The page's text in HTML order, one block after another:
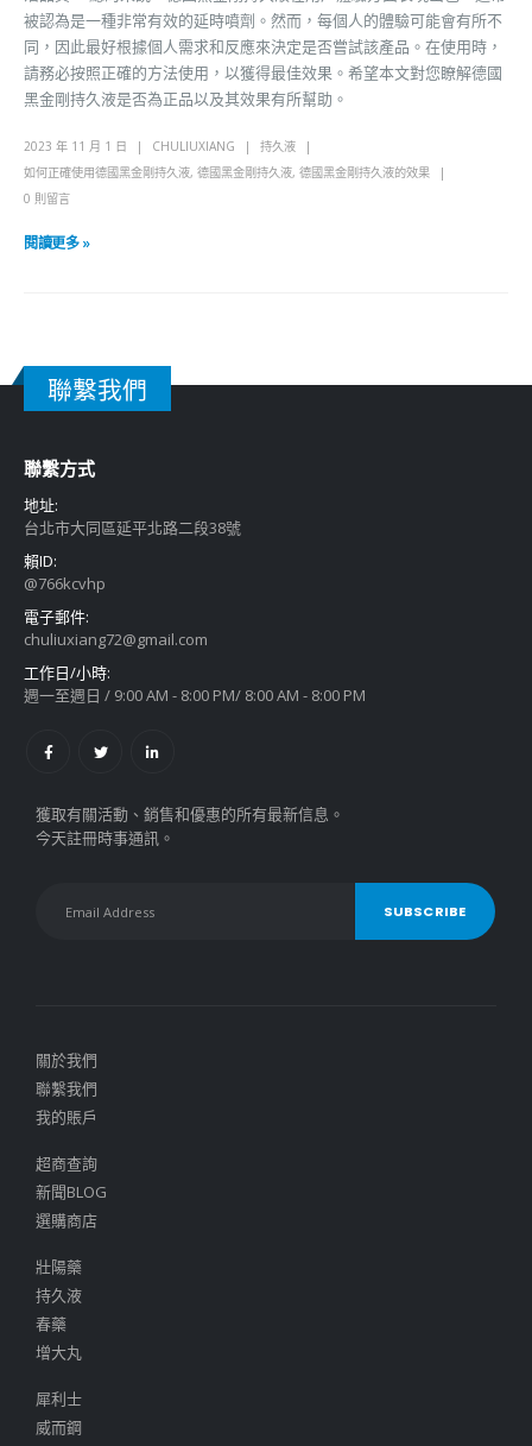
被認為是一種非常有效的延時噴劑。然而，每個人的體驗可能會有所不
同，因此最好根據個人需求和反應來決定是否嘗試該產品。在使用時，
請務必按照正確的方法使用，以獲得最佳效果。希望本文對您瞭解德國
黑金剛持久液是否為正品以及其效果有所幫助。
2023 年 11 月 1 日 CHULIUXIANG
持久液
如何正確使用德國黑金剛持久液, 德國黑金剛持久液, 德國黑金剛持久液的效果
0 則留言
閱讀更多 »
聯繫我們
聯繫方式
地址:
台北市大同區延平北路二段38號
賴ID:
@766kcvhp
電子郵件:
chuliuxiang72@gmail.com
工作日/小時:
週一至週日 / 9:00 AM - 8:00 PM/ 8:00 AM - 8:00 PM
獲取有關活動、銷售和優惠的所有最新信息。
今天註冊時事通訊。
關於我們
聯繫我們
我的賬戶
超商查詢
新聞BLOG
選購商店
壯陽藥
持久液
春藥
增大丸
犀利士
威而鋼